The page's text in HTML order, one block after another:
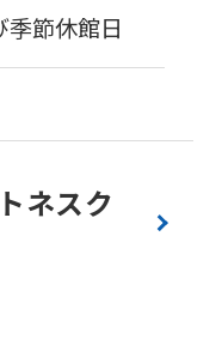
節休館日
ネスク